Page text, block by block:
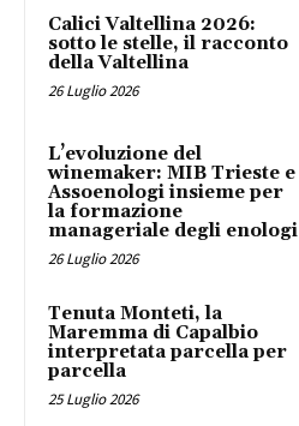
Calici Valtellina 2026:
sotto le stelle, il racconto
della Valtellina
26 Luglio 2026
L’evoluzione del
winemaker: MIB Trieste e
Assoenologi insieme per
la formazione
manageriale degli enologi
26 Luglio 2026
Tenuta Monteti, la
Maremma di Capalbio
interpretata parcella per
parcella
25 Luglio 2026